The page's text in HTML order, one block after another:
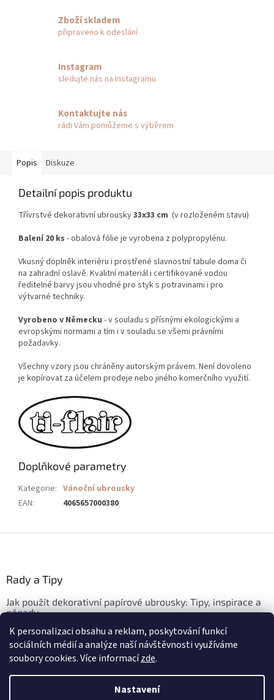
K personalizaci obsahu a reklam, poskytování funkcí
sociálních médií a analýze naší návštěvnosti využíváme
soubory cookies. Více informacízde.
Nastavení
Zboží skladem
připraveno k odeslání
Instagram
sledujte nás na Instagramu
Kontaktujte nás
rádi Vám pomůžeme s výběrem
Popis Diskuze
Detailní popis produktu
Třívrstvé dekorativní ubrousky33x33 cm (v rozloženém stavu)
Balení 20 ks - obalová fólie je vyrobena z polypropylénu.
Vkusný doplněk interiéru i prostřené slavnostní tabule doma či
na zahradní oslavě. Kvalitní materiál i certifikované vodou
ředitelné barvy jsou vhodné pro styk s potravinami i pro
výtvarné techniky.
Vyrobeno v Německu - v souladu s přísnými ekologickými a
evropskými normami a tím i v souladu se všemi právními
požadavky.
Všechny vzory jsou chráněny autorským právem. Není dovoleno
je kopírovat za účelem prodeje nebo jiného komerčního využití.
Doplňkové parametry
Kategorie: Vánoční ubrousky
EAN: 4065657000380
Rady a Tipy
Jak použít dekorativní papírové ubrousky: Tipy, inspirace a
nápady
3.3.2026